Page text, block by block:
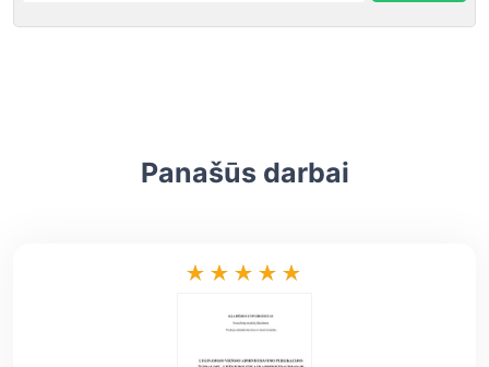
Panašūs darbai